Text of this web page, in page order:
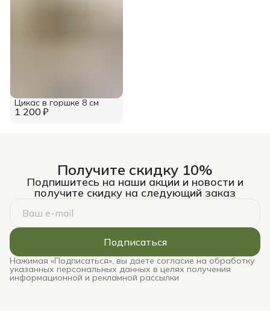
1 200 ₽
Цикас в горшке 8 см
Получите скидку 10%
Подпишитесь на наши акции и новости и
получите скидку на следующий заказ
Подписаться
Нажимая «Подписаться», вы даете согласие на обработку
указанных персональных данных в целях получения
информационной и рекламной рассылки